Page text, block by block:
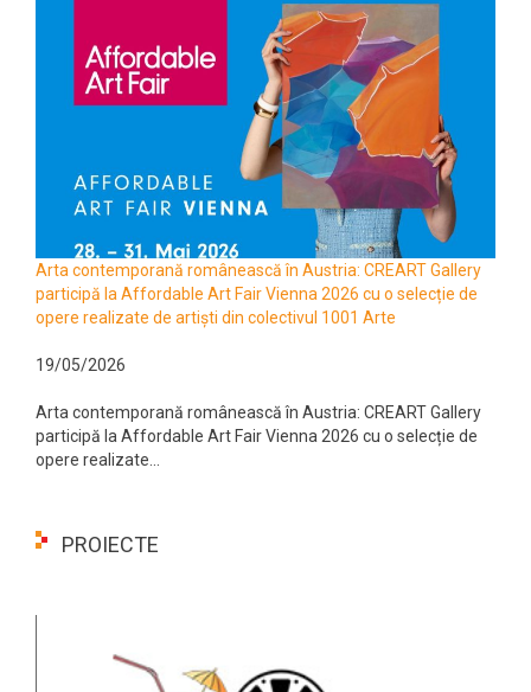
Arta contemporană românească în Austria: CREART Gallery
participă la Affordable Art Fair Vienna 2026 cu o selecție de
opere realizate de artiști din colectivul 1001 Arte
19/05/2026
Arta contemporană românească în Austria: CREART Gallery
participă la Affordable Art Fair Vienna 2026 cu o selecție de
opere realizate...
PROIECTE